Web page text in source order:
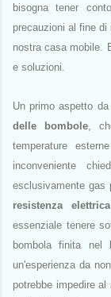
bisogna tener
precauzioni al fine
nostra casa mobile.
e soluzioni.
Un primo aspetto
delle bombole ,
temperature
inconveniente
esclusivamente gas
resistenza elettrica
essenziale tenere
bombola finita
un'esperienza da
potrebbe impedire